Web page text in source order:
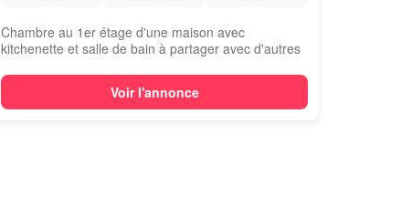
Chambre au 1er étage d'une maison avec
kitchenette et salle de bain à partager avec d'autres
Voir l'annonce